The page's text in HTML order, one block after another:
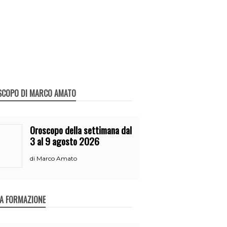
DI MARCO AMATO
Oroscopo della settimana dal
3 al 9 agosto 2026
di Marco Amato
FORMAZIONE